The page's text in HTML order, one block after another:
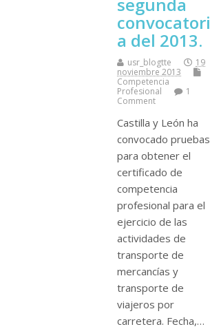
segunda
convocatori
a del 2013.
usr_blogtte
19
noviembre 2013
Competencia
Profesional
1
Comment
Castilla y León ha
convocado pruebas
para obtener el
certificado de
competencia
profesional para el
ejercicio de las
actividades de
transporte de
mercancí­as y
transporte de
viajeros por
carretera. Fecha,…